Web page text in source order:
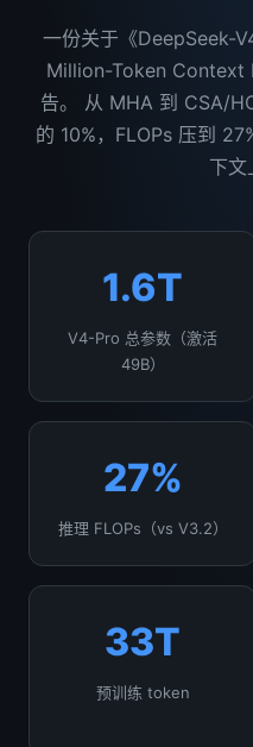
一份关于《DeepSeek-
Million-Token Context
告。 从 MHA 到 CSA/
的 10%，FLOPs 压到
下文
1.6T
V4-Pro 总参数（激活
49B）
27%
推理 FLOPs（vs V3.2）
33T
预训练 token